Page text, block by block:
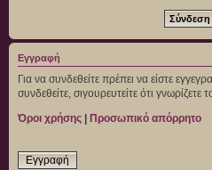
Εγγραφή
Για να συνδεθείτε πρέπει να είστε
συνδεθείτε, σιγουρευτείτε ότι
Όροι χρήσης | Προσωπικό απόρρητο
Εγγραφή